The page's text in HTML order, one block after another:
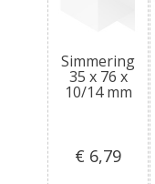
Simmering
35 x 76 x
10/14 mm
€ 6,79